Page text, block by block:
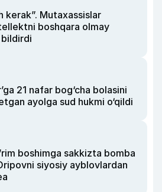
kerak”. Mutaxassislar
boshqara olmay
21 nafar bog‘cha bolasini
ayolga sud hukmi o‘qildi
boshimga sakkizta bomba
siyosiy ayblovlardan